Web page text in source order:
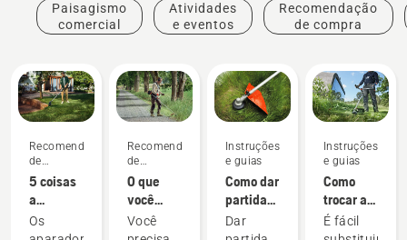
Paisagismo
comercial
Atividades
e eventos
Recomendação
de compra
Recomendação
de
compra
5 coisas
a
considerar
ao
Os
Recomendação
de
compra
O que
você
considerar
ao
Você
Instruções
e guias
Como dar
partida
em um
aparador
Dar
Instruções
e guias
Como
trocar a
linha de
corte em
É fácil